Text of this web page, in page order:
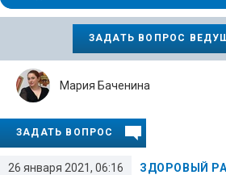
ЗАДАТЬ ВОПРОС
26 января 2021, 06:16 ЗДОРОВЫЙ
Мария Баченина
ЗАДАТЬ ВОПРОС